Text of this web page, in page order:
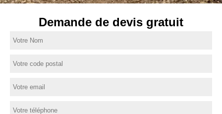
Demande de devis gratuit